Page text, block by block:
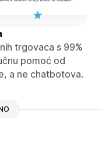
trgovaca s 99%
pomoć od
a ne chatbotova.